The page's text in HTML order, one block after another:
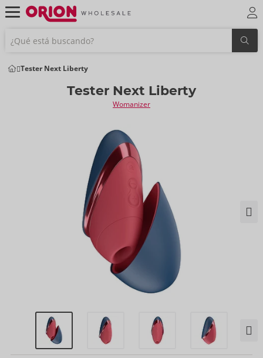
Tester Next Liberty
Tester Next Liberty
Womanizer